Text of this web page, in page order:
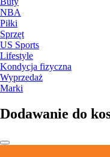
NBA
Piłki
Sprzęt
US Sports
Lifestyle
Kondycja fizyczna
Wyprzedaż
Marki
Dodawanie do